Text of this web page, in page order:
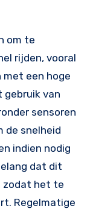
om te
rijden, vooral
met een hoge
van
sensoren
de snelheid
indien nodig
dat dit
zodat het te
Regelmatige